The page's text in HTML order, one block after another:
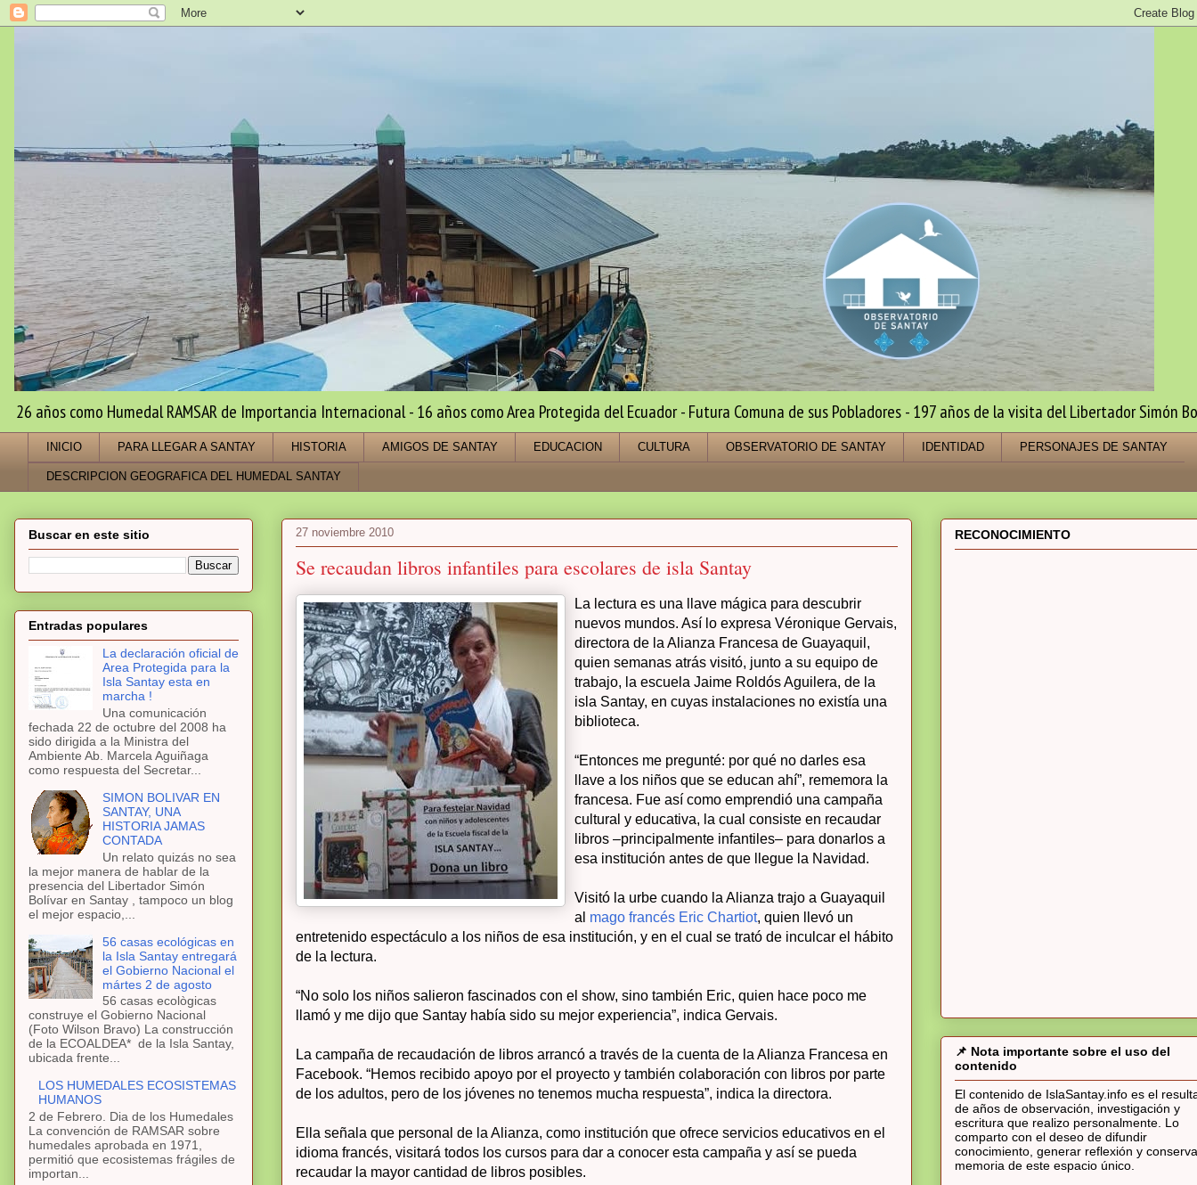
26 años como Humedal RAMSAR de Importancia Internacional - 16 años como Area Protegida del Ecuador - Futura Comuna de sus Pobladores - 197 años de la visita del Libertador Simón
INICIO PARA LLEGAR A SANTAY HISTORIA AMIGOS DE SANTAY EDUCACION CULTURA OBSERVATORIO DE SANTAY IDENTIDAD PERSONAJES DE SANTAY
DESCRIPCION GEOGRAFICA DEL HUMEDAL SANTAY
27 noviembre 2010
Se recaudan libros infantiles para escolares de isla Santay
La lectura es una llave mágica para descubrir
nuevos mundos. Así lo expresa Véronique Gervais,
directora de la Alianza Francesa de Guayaquil,
quien semanas atrás visitó, junto a su equipo de
trabajo, la escuela Jaime Roldós Aguilera, de la
isla Santay, en cuyas instalaciones no existía una
biblioteca.
“Entonces me pregunté: por qué no darles esa
llave a los niños que se educan ahí”, rememora la
francesa. Fue así como emprendió una campaña
cultural y educativa, la cual consiste en recaudar
libros –principalmente infantiles– para donarlos a
esa institución antes de que llegue la Navidad.
Visitó la urbe cuando la Alianza trajo a Guayaquil
al mago francés Eric Chartiot, quien llevó un
entretenido espectáculo a los niños de esa institución, y en el cual se trató de inculcar el hábito
de la lectura.
“No solo los niños salieron fascinados con el show, sino también Eric, quien hace poco me
llamó y me dijo que Santay había sido su mejor experiencia”, indica Gervais.
La campaña de recaudación de libros arrancó a través de la cuenta de la Alianza Francesa en
Facebook. “Hemos recibido apoyo por el proyecto y también colaboración con libros por parte
de los adultos, pero de los jóvenes no tenemos mucha respuesta”, indica la directora.
Ella señala que personal de la Alianza, como institución que ofrece servicios educativos en el
idioma francés, visitará todos los cursos para dar a conocer esta campaña y así se pueda
recaudar la mayor cantidad de libros posibles.
Buscar en este sitio
Entradas populares
La declaración oficial de
Area Protegida para la
Isla Santay esta en
marcha !
Una comunicación
fechada 22 de octubre del 2008 ha
sido dirigida a la Ministra del
Ambiente Ab. Marcela Aguiñaga
como respuesta del Secretar...
SIMON BOLIVAR EN
SANTAY, UNA
HISTORIA JAMAS
CONTADA
Un relato quizás no sea
la mejor manera de hablar de la
presencia del Libertador Simón
Bolívar en Santay , tampoco un blog
el mejor espacio,...
56 casas ecológicas en
la Isla Santay entregará
el Gobierno Nacional el
mártes 2 de agosto
56 casas ecològicas
construye el Gobierno Nacional
(Foto Wilson Bravo) La construcción
de la ECOALDEA* de la Isla Santay,
ubicada frente...
LOS HUMEDALES ECOSISTEMAS
HUMANOS
2 de Febrero. Dia de los Humedales
La convención de RAMSAR sobre
humedales aprobada en 1971,
permitió que ecosistemas frágiles de
importan...
RECONOCIMIENTO
📌 Nota importante sobre el uso del
contenido
El contenido de IslaSantay.info es el
de años de observación, investigación y
escritura que realizo personalmente. Lo
comparto con el deseo de difundir
conocimiento, generar reflexión y
memoria de este espacio único.